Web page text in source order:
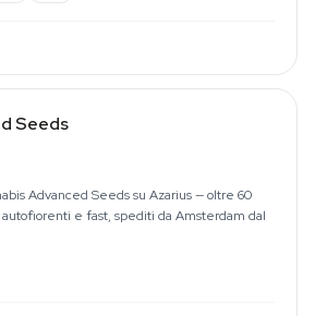
Seeds
Advanced Seeds su Azarius — oltre 60
e fast, spediti da Amsterdam dal